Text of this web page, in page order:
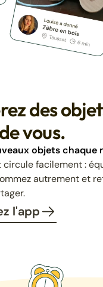
des
vous.
objets chaque
circule facilement :
autrement et
l'app